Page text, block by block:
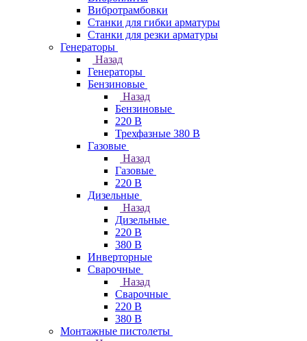
Вибротрамбовки
Станки для гибки арматуры
Станки для резки арматуры
Генераторы
Назад
Генераторы
Бензиновые
Назад
Бензиновые
220 В
Трехфазные 380 В
Газовые
Назад
Газовые
220 В
Дизельные
Назад
Дизельные
220 В
380 В
Инверторные
Сварочные
Назад
Сварочные
220 В
380 В
Монтажные пистолеты